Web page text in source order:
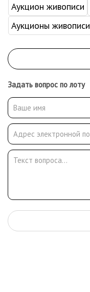
Аукцион живописи
Аукционы живописи
Задать вопрос по лоту